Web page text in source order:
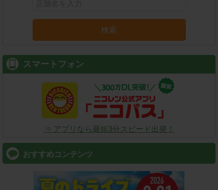
検索
スマートフォン
⇒ アプリなら最短3分スピード出発！
おすすめコンテンツ